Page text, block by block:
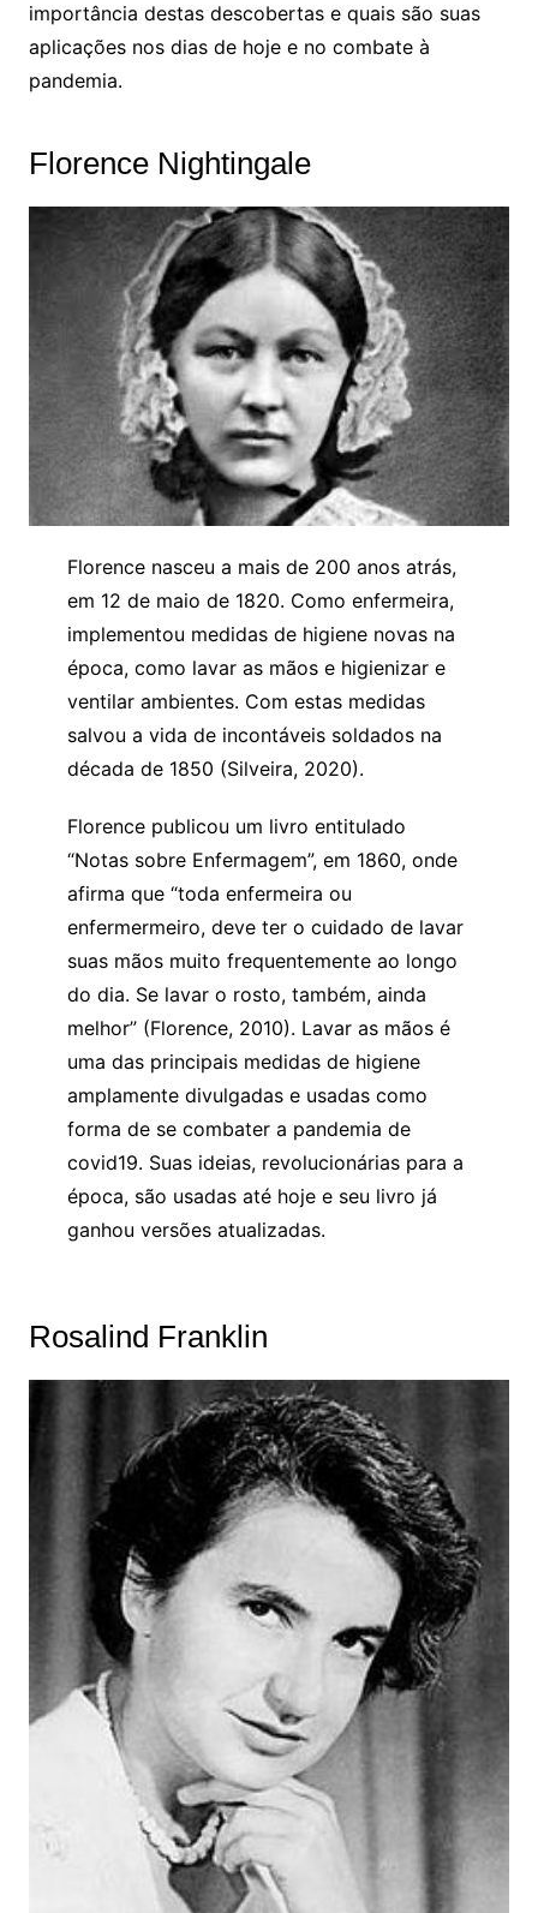
importância destas descobertas e quais são suas
aplicações nos dias de hoje e no combate à
pandemia.
Florence Nightingale
Florence nasceu a mais de 200 anos atrás,
em 12 de maio de 1820. Como enfermeira,
implementou medidas de higiene novas na
época, como lavar as mãos e higienizar e
ventilar ambientes. Com estas medidas
salvou a vida de incontáveis soldados na
década de 1850 (Silveira, 2020).
Florence publicou um livro entitulado
“Notas sobre Enfermagem”, em 1860, onde
afirma que “toda enfermeira ou
enfermermeiro, deve ter o cuidado de lavar
suas mãos muito frequentemente ao longo
do dia. Se lavar o rosto, também, ainda
melhor” (Florence, 2010). Lavar as mãos é
uma das principais medidas de higiene
amplamente divulgadas e usadas como
forma de se combater a pandemia de
covid19. Suas ideias, revolucionárias para a
época, são usadas até hoje e seu livro já
ganhou versões atualizadas.
Rosalind Franklin